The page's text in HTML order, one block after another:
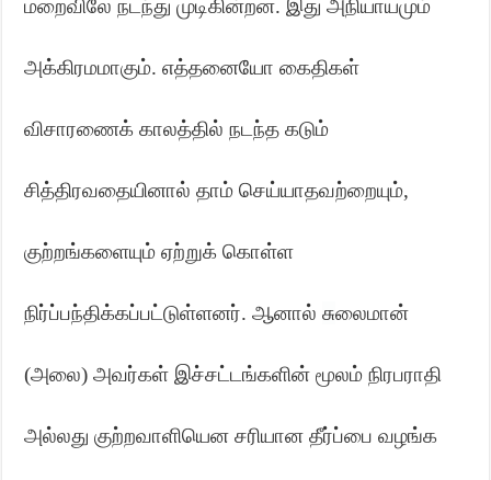
மறைவிலே நடந்து முடிகின்றன. இது அநியாயமும்
அக்கிரமமாகும். எத்தனையோ கைதிகள்
விசாரணைக் காலத்தில் நடந்த கடும்
சித்திரவதையினால் தாம் செய்யாதவற்றையும்,
குற்றங்களையும் ஏற்றுக் கொள்ள
நிர்ப்பந்திக்கப்பட்டுள்ளனர். ஆனால்சுலைமான்
(அலை) அவர்கள் இச்சட்டங்களின் மூலம் நிரபராதி
அல்லது குற்றவாளியென சரியான தீர்ப்பை வழங்க